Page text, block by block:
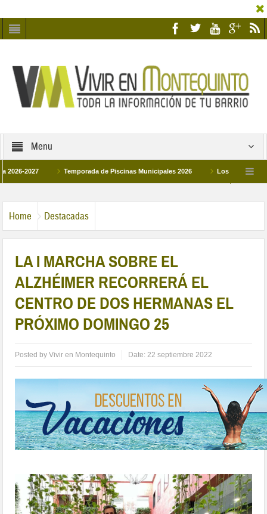
Menu
Temporada de Piscinas Municipales 2026 Los Campus de
Home Destacadas
LA I MARCHA SOBRE EL
ALZHÉIMER RECORRERÁ EL
CENTRO DE DOS HERMANAS EL
PRÓXIMO DOMINGO 25
Posted byVivir en Montequinto Date:22 septiembre 2022